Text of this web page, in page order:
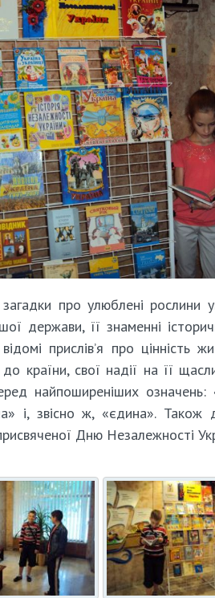
загадки про улюблені рослини
держави, її знаменні
прислів’я про цінність
до країни, свої надії на її
найпоширеніших
і, звісно ж, «єдина». Також
Дню Незалежності